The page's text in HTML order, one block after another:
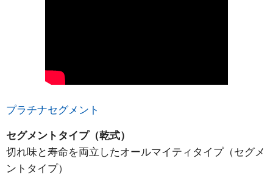
プラチナセグメント
セグメントタイプ（乾式）
切れ味と寿命を両立したオールマイティタイプ（セグメ
ントタイプ）